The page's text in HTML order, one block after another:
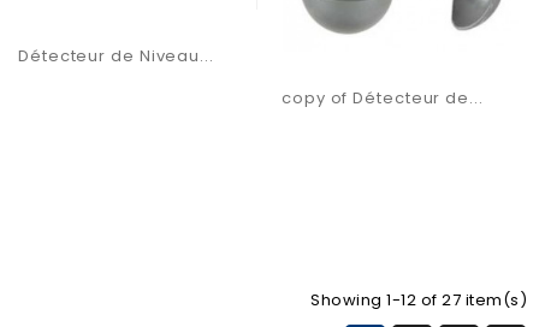
Détecteur de Niveau...
copy of Détecteur de...
Showing 1-12 of 27 item(s)